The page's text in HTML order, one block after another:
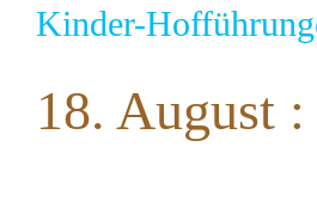
Kinder-
18. August